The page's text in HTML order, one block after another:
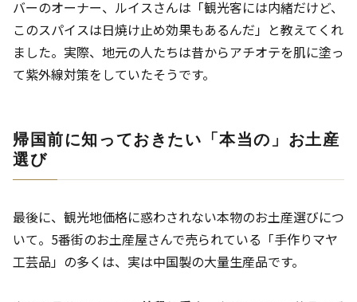
バーのオーナー、ルイスさんは「観光客には内緒だけど、
このスパイスは日焼け止め効果もあるんだ」と教えてくれ
ました。実際、地元の人たちは昔からアチオテを肌に塗っ
て紫外線対策をしていたそうです。
帰国前に知っておきたい「本当の」お土産
選び
最後に、観光地価格に惑わされない本物のお土産選びにつ
いて。5番街のお土産屋さんで売られている「手作りマヤ
工芸品」の多くは、実は中国製の大量生産品です。